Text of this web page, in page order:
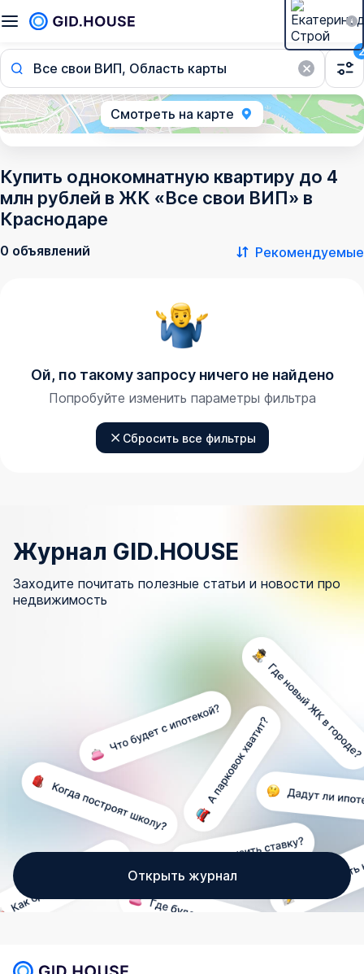
Все свои ВИП, Область карты
2
Смотреть на карте
Купить однокомнатную квартиру до 4
млн рублей в ЖК «Все свои ВИП» в
Краснодаре
0 объявлений Рекомендуемые
Ой, по такому запросу ничего не найдено
Попробуйте изменить параметры фильтра
Сбросить все фильтры
Журнал GID.HOUSE
Заходите почитать полезные статьи и новости про
недвижимость
Открыть журнал